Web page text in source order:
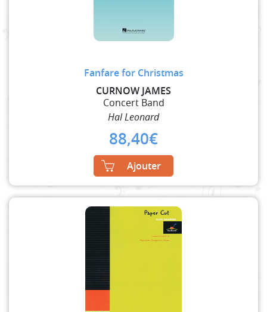
Fanfare for Christmas
CURNOW JAMES
Concert Band
Hal Leonard
88,40€
Ajouter